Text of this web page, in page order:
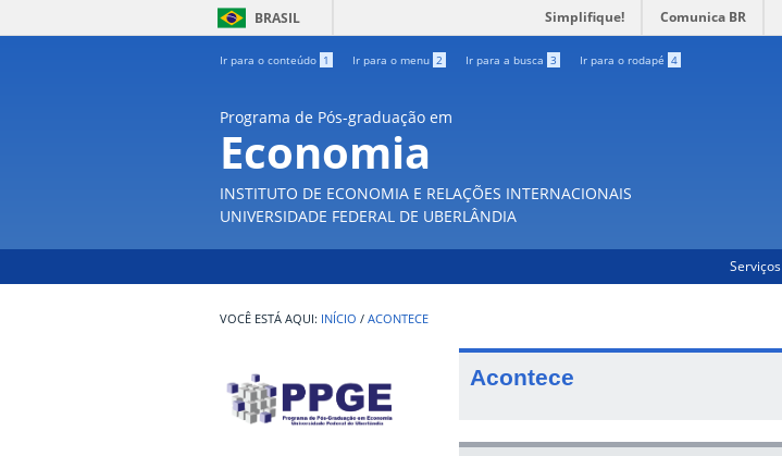
BRASIL Simplifique! Comunica BR
Ir para o conteúdo 1 Ir para o menu 2 Ir para a busca 3 Ir para o rodapé 4
Programa de Pós-graduação em
Economia
INSTITUTO DE ECONOMIA E RELAÇÕES INTERNACIONAIS
UNIVERSIDADE FEDERAL DE UBERLÂNDIA
Serviços
INÍCIO / ACONTECE
Acontece